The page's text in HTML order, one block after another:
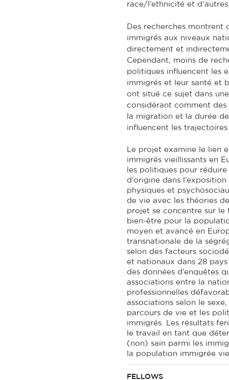
race/l’ethnicité et
Des recherches montrent
immigrés aux niveaux
directement et
Cependant, moins de
politiques influencent les
immigrés et leur santé et
ont situé ce sujet dans
considérant comment des
la migration et la durée
influencent les
Le projet examine le lien
immigrés vieillissants en
les politiques pour
d’origine dans
physiques et
de vie avec les théories
projet se concentre sur
bien-être pour la
moyen et avancé en
transnationale de la
selon des facteurs
et nationaux dans 28
des données d’enquêtes
associations entre la
professionnelles
associations selon le
parcours de vie et les
immigrés. Les résultats
le travail en tant que
(non) sain parmi les
la population immigrée
FELLOWS